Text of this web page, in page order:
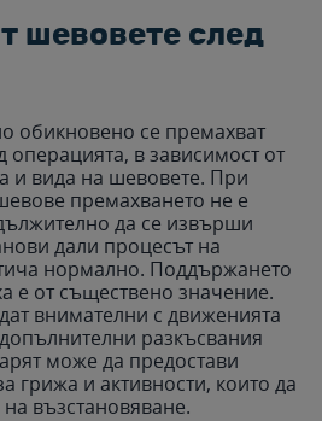
шевовете след
обикновено се премахват
операцията, в зависимост от
и вида на шевовете. При
премахването не е
да се извърши
дали процесът на
нормално. Поддържането
е от съществено значение.
внимателни с движенията
разкъсвания
може да предостави
грижа и активности, които да
възстановяване.